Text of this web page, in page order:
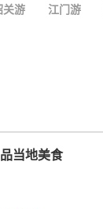
关游 江门游
当地美食